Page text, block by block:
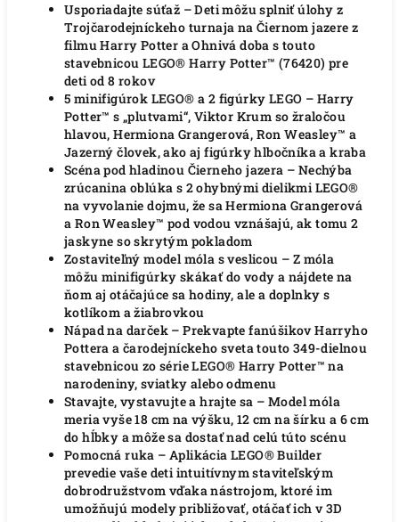
Usporiadajte súťaž – Deti môžu splniť úlohy z
Trojčarodejníckeho turnaja na Čiernom jazere z
filmu Harry Potter a Ohnivá doba s touto
stavebnicou LEGO® Harry Potter™ (76420) pre
deti od 8 rokov
5 minifigúrok LEGO® a 2 figúrky LEGO – Harry
Potter™ s „plutvami“, Viktor Krum so žraločou
hlavou, Hermiona Grangerová, Ron Weasley™ a
Jazerný človek, ako aj figúrky hlbočníka a kraba
Scéna pod hladinou Čierneho jazera – Nechýba
zrúcanina oblúka s 2 ohybnými dielikmi LEGO®
na vyvolanie dojmu, že sa Hermiona Grangerová
a Ron Weasley™ pod vodou vznášajú, ak tomu 2
jaskyne so skrytým pokladom
Zostaviteľný model móla s veslicou – Z móla
môžu minifigúrky skákať do vody a nájdete na
ňom aj otáčajúce sa hodiny, ale a doplnky s
kotlíkom a žiabrovkou
Nápad na darček – Prekvapte fanúšikov Harryho
Pottera a čarodejníckeho sveta touto 349-dielnou
stavebnicou zo série LEGO® Harry Potter™ na
narodeniny, sviatky alebo odmenu
Stavajte, vystavujte a hrajte sa – Model móla
meria vyše 18 cm na výšku, 12 cm na šírku a 6 cm
do hĺbky a môže sa dostať nad celú túto scénu
Pomocná ruka – Aplikácia LEGO® Builder
prevedie vaše deti intuitívnym staviteľským
dobrodružstvom vďaka nástrojom, ktoré im
umožňujú modely približovať, otáčať ich v 3D